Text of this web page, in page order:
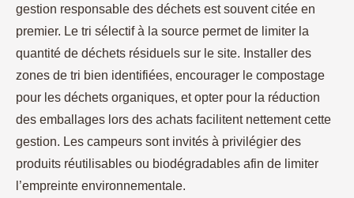
gestion responsable des déchets est souvent citée en
premier. Le tri sélectif à la source permet de limiter la
quantité de déchets résiduels sur le site. Installer des
zones de tri bien identifiées, encourager le compostage
pour les déchets organiques, et opter pour la réduction
des emballages lors des achats facilitent nettement cette
gestion. Les campeurs sont invités à privilégier des
produits réutilisables ou biodégradables afin de limiter
l’empreinte environnementale.